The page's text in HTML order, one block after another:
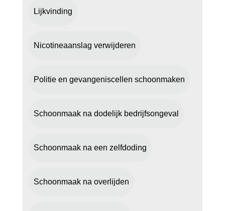
Lijkvinding
Nicotineaanslag verwijderen
Politie en gevangeniscellen schoonmaken
Schoonmaak na dodelijk bedrijfsongeval
Schoonmaak na een zelfdoding
Schoonmaak na overlijden